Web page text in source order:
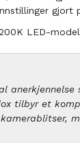
gjort
LED-
tilbyr et